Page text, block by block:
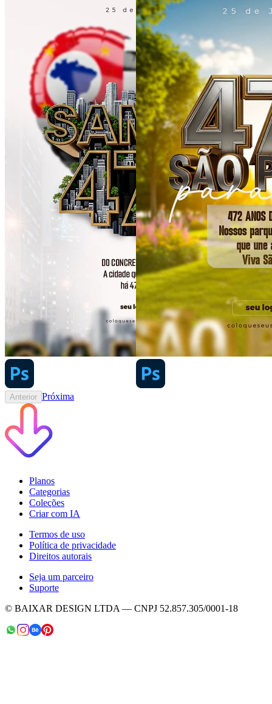
Anterior Próxima
Planos
Categorias
Coleções
Criar com IA
Termos de uso
Política de privacidade
Direitos autorais
Seja um parceiro
Suporte
© BAIXAR DESIGN LTDA — CNPJ 52.857.305/0001-18